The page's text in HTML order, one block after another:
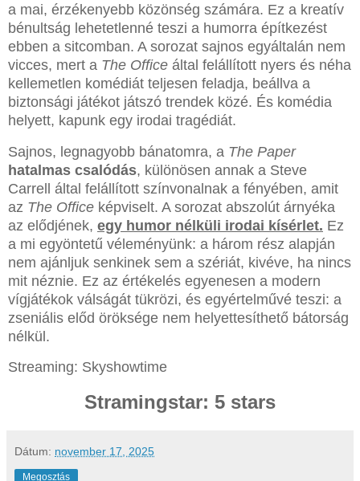
a mai, érzékenyebb közönség számára. Ez a kreatív
bénultság lehetetlenné teszi a humorra építkezést
ebben a sitcomban. A sorozat sajnos egyáltalán nem
vicces, mert a The Office által felállított nyers és néha
kellemetlen komédiát teljesen feladja, beállva a
biztonsági játékot játszó trendek közé. És komédia
helyett, kapunk egy irodai tragédiát.
Sajnos, legnagyobb bánatomra, a The Paper
hatalmas csalódás, különösen annak a Steve
Carrell által felállított színvonalnak a fényében, amit
az The Office képviselt. A sorozat abszolút árnyéka
az elődjének, egy humor nélküli irodai kísérlet. Ez
a mi egyöntetű véleményünk: a három rész alapján
nem ajánljuk senkinek sem a szériát, kivéve, ha nincs
mit néznie. Ez az értékelés egyenesen a modern
vígjátékok válságát tükrözi, és egyértelművé teszi: a
zseniális előd öröksége nem helyettesíthető bátorság
nélkül.
Streaming: Skyshowtime
Stramingstar: 5 stars
Dátum: november 17, 2025
Megosztás